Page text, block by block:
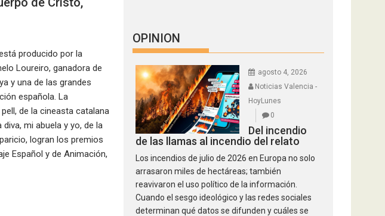
producido por la
Loureiro, ganadora de
y una de las grandes
española. La
de la cineasta catalana
diva, mi abuela y yo, de la
logran los premios
Español y de Animación,
OPINION
agosto 4, 2026
Noticias Valencia -
HoyLunes
0
Del incendio
de las llamas al incendio del relato
Los incendios de julio de 2026 en Europa no solo
arrasaron miles de hectáreas; también
reavivaron el uso político de la información.
Cuando el sesgo ideológico y las redes sociales
determinan qué datos se difunden y cuáles se